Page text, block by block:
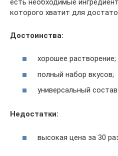
которого хватит для
Достоинства:
хорошее растворение;
полный набор вкусов;
универсальный состав.
Недостатки:
высокая цена за 30